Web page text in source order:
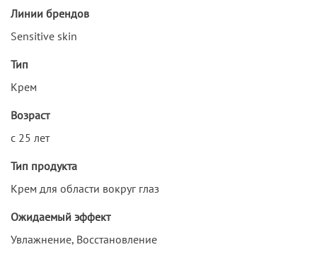
Линии брендов
Sensitive skin
Тип
Крем
Возраст
с 25 лет
Тип продукта
Крем для области вокруг глаз
Ожидаемый эффект
Увлажнение, Восстановление